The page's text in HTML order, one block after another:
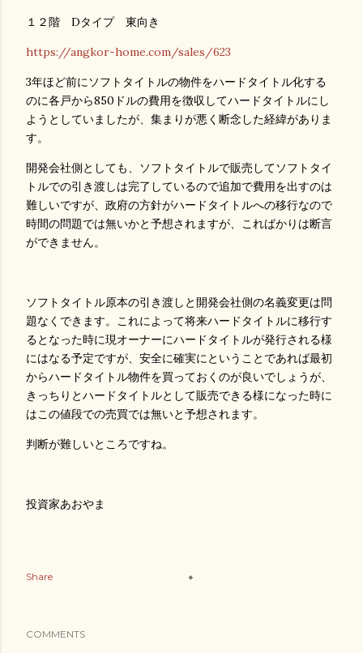
１２階 Dタイプ 東向き
https://angkor-home.com/sales/623
3年ほど前にソフトタイトルの物件をハードタイトル化する
のに各戸から850ドルの費用を徴収してハードタイトルにし
ようとしていましたが、集まりが悪く断念した経緯がありま
す。
開発会社側としても、ソフトタイトルで販売してソフトタイ
トルでの引き渡しは完了しているので追加で費用を出すのは
難しいですが、政府の方針がハードタイトルへの移行なので
時間の問題では無いかと予想されますが、こればかりは断言
ができません。
ソフトタイトル原本の引き渡しと開発会社側の名義変更は問
題なくできます。これによって将来ハードタイトルに移行す
るとなった時に現オーナーにハードタイトルが発行される様
にはなる予定ですが、安全に確実にということであれば最初
からハードタイトル物件を買っておくのが良いでしょうが、
きっちりとハードタイトルとして販売できる様になった時に
はこの値段での売買では無いと予想されます。
判断が難しいところですね。
投資家あおやま
Share
COMMENTS